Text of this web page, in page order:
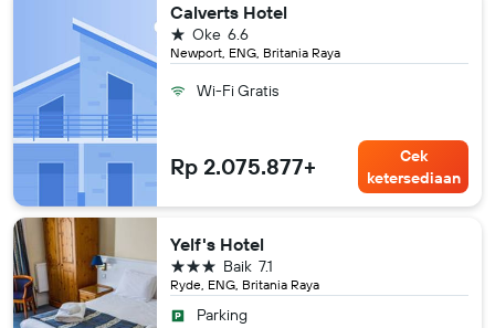
Calverts Hotel
Newport, ENG, Britania Raya
6.6
Oke
bintang 1
Wi-Fi Gratis
Rp 2.075.877+
Cek
ketersediaan
Yelf's Hotel
Ryde, ENG, Britania Raya
7.1
Baik
bintang 3
Parking